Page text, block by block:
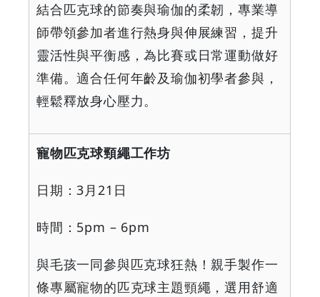
結合匹克球的節奏與瑜伽的柔韌，專業導
師帶領參加者進行熱身與伸展練習，提升
靈活性與平衡感，為比賽或日常運動做好
準備。適合任何年齡及瑜伽初學者參與，
輕鬆釋放身心壓力。
寵物匹克球頸繩工作坊
日期：3月21 日
時間： 5pm – 6pm
與毛孩一同參與匹克球狂熱！親手製作一
條專屬寵物的匹克球主題頸繩，選用舒適